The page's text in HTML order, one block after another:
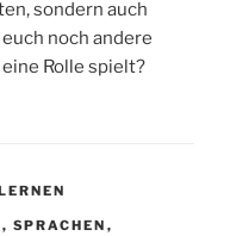
sondern auch
noch andere
Rolle spielt?
, SPRACHEN ,